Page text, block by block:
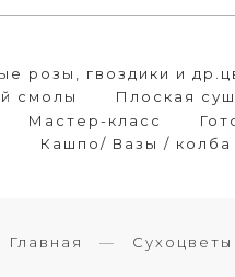
розы, гвоздики и
смолы Плоская
Мастер-класс
Кашпо/ Вазы / колба
Главная Сухоцветы